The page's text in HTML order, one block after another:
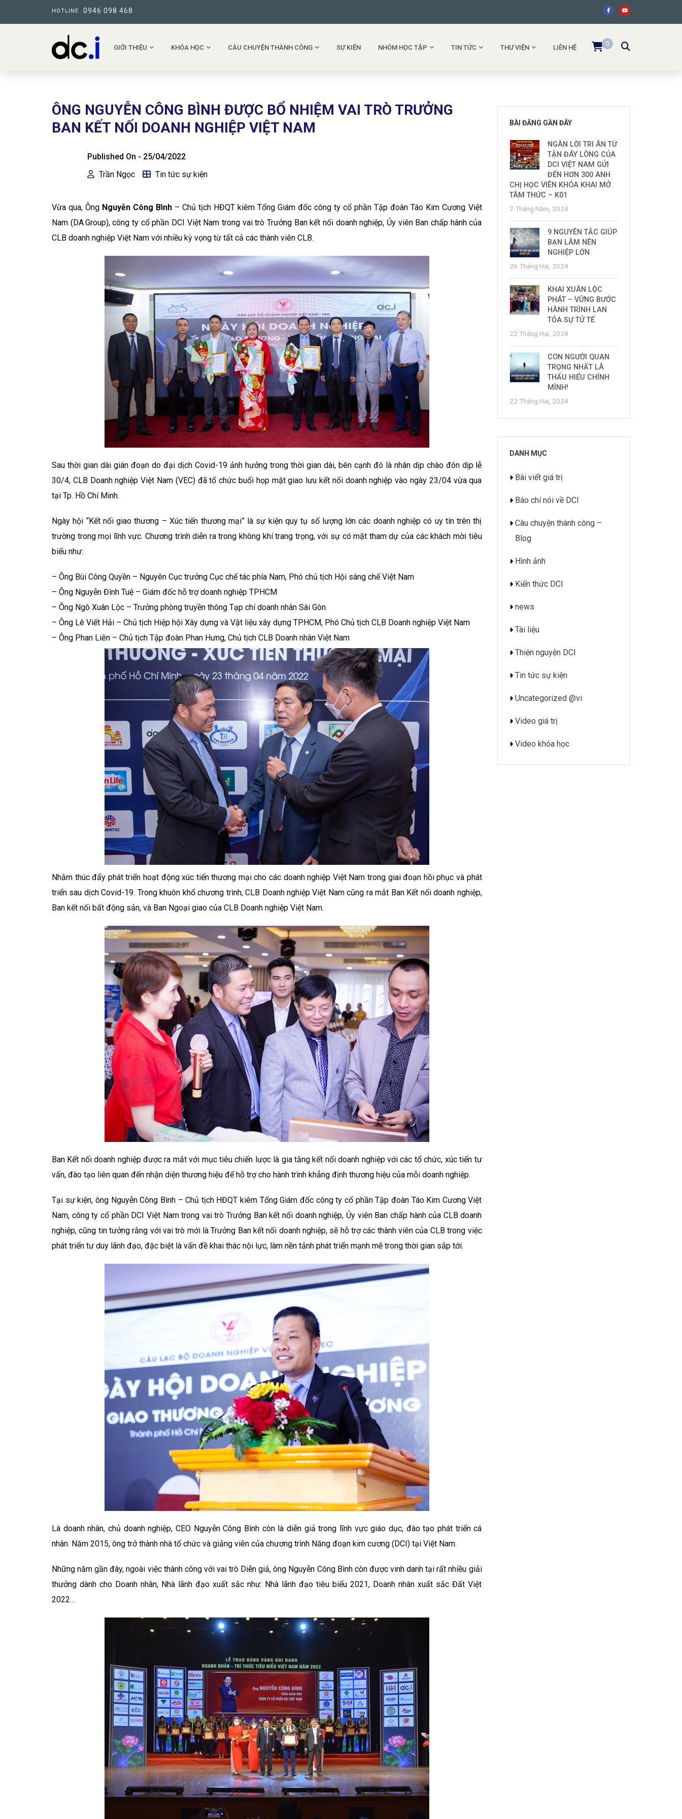
HOTLINE 0946 098 468
0
GIỚI THIỆU KHÓA HỌC CÂU CHUYỆN THÀNH CÔNG SỰ KIỆN NHÓM HỌC TẬP TIN TỨC THƯ VIỆN LIÊN HỆ
ÔNG NGUYỄN CÔNG BÌNH ĐƯỢC BỔ NHIỆM VAI TRÒ TRƯỞNG
BAN KẾT NỐI DOANH NGHIỆP VIỆT NAM
Published On - 25/04/2022
Trần Ngọc
Tin tức sự kiện
Vừa qua, Ông Nguyễn Công Bình – Chủ tịch HĐQT kiêm Tổng Giám đốc công ty cổ phần Tập đoàn Táo Kim Cương Việt
Nam (DA.Group), công ty cổ phần DCI Việt Nam trong vai trò Trưởng Ban kết nối doanh nghiệp, Ủy viên Ban chấp hành của
CLB doanh nghiệp Việt Nam với nhiều kỳ vọng từ tất cả các thành viên CLB.
Sau thời gian dài gián đoạn do đại dịch Covid-19 ảnh hưởng trong thời gian dài, bên cạnh đó là nhân dịp chào đón dịp lễ
30/4, CLB Doanh nghiệp Việt Nam (VEC) đã tổ chức buổi họp mặt giao lưu kết nối doanh nghiệp vào ngày 23/04 vừa qua
tại Tp. Hồ Chí Minh.
Ngày hội “Kết nối giao thương – Xúc tiến thương mại” là sự kiện quy tụ số lượng lớn các doanh nghiệp có uy tín trên thị
trường trong mọi lĩnh vực. Chương trình diễn ra trong không khí trang trọng, với sự có mặt tham dự của các khách mời tiêu
biểu như:
– Ông Bùi Công Quyền – Nguyên Cục trưởng Cục chế tác phía Nam, Phó chủ tịch Hội sáng chế Việt Nam
– Ông Nguyễn Đình Tuệ – Giám đốc hỗ trợ doanh nghiệp TPHCM
– Ông Ngô Xuân Lộc – Trưởng phòng truyền thông Tạp chí doanh nhân Sài Gòn
– Ông Lê Viết Hải – Chủ tịch Hiệp hội Xây dựng và Vật liệu xây dựng TP.HCM, Phó Chủ tịch CLB Doanh nghiệp Việt Nam
– Ông Phan Liên – Chủ tịch Tập đoàn Phan Hưng, Chủ tịch CLB Doanh nhân Việt Nam
Nhằm thúc đẩy phát triển hoạt động xúc tiến thương mại cho các doanh nghiệp Việt Nam trong giai đoạn hồi phục và phát
triển sau dịch Covid-19. Trong khuôn khổ chương trình, CLB Doanh nghiệp Việt Nam cũng ra mắt Ban Kết nối doanh nghiệp,
Ban kết nối bất động sản, và Ban Ngoại giao của CLB Doanh nghiệp Việt Nam.
Ban Kết nối doanh nghiệp được ra mắt với mục tiêu chiến lược là gia tăng kết nối doanh nghiệp với các tổ chức, xúc tiến tư
vấn, đào tạo liên quan đến nhận diện thương hiệu để hỗ trợ cho hành trình khẳng định thương hiệu của mỗi doanh nghiệp.
Tại sự kiện, ông Nguyễn Công Bình – Chủ tịch HĐQT kiêm Tổng Giám đốc công ty cổ phần Tập đoàn Táo Kim Cương Việt
Nam, công ty cổ phần DCI Việt Nam trong vai trò Trưởng Ban kết nối doanh nghiệp, Ủy viên Ban chấp hành của CLB doanh
nghiệp, cũng tin tưởng rằng với vai trò mới là Trưởng Ban kết nối doanh nghiệp, sẽ hỗ trợ các thành viên của CLB trong việc
phát triển tư duy lãnh đạo, đặc biệt là vấn đề khai thác nội lực, làm nền tảnh phát triển mạnh mẽ trong thời gian sắp tới.
Là doanh nhân, chủ doanh nghiệp, CEO Nguyễn Công Bình còn là diễn giả trong lĩnh vực giáo dục, đào tạo phát triển cá
nhân. Năm 2015, ông trở thành nhà tổ chức và giảng viên của chương trình Năng đoạn kim cương (DCI) tại Việt Nam.
Những năm gần đây, ngoài việc thành công với vai trò Diễn giả, ông Nguyễn Công Bình còn được vinh danh tại rất nhiều giải
thưởng dành cho Doanh nhân, Nhà lãnh đạo xuất sắc như: Nhà lãnh đạo tiêu biểu 2021, Doanh nhân xuất sắc Đất Việt
2022…
BÀI ĐĂNG GẦN ĐÂY
NGÀN LỜI TRI ÂN TỪ
TẬN ĐÁY LÒNG CỦA
DCI VIỆT NAM GỬI
ĐẾN HƠN 300 ANH
CHỊ HỌC VIÊN KHÓA KHAI MỞ
TÂM THỨC – K01
7 Tháng Năm, 2024
9 NGUYÊN TẮC GIÚP
BẠN LÀM NÊN
NGHIỆP LỚN
26 Tháng Hai, 2024
KHAI XUÂN LỘC
PHÁT – VỮNG BƯỚC
HÀNH TRÌNH LAN
TỎA SỰ TỬ TẾ
22 Tháng Hai, 2024
CON NGƯỜI QUAN
TRỌNG NHẤT LÀ
THẤU HIỂU CHÍNH
MÌNH!
22 Tháng Hai, 2024
DANH MỤC
Bài viết giá trị
Báo chí nói về DCI
Câu chuyện thành công –
Blog
Hình ảnh
Kiến thức DCI
news
Tài liệu
Thiện nguyện DCI
Tin tức sự kiện
Uncategorized @vi
Video giá trị
Video khóa học